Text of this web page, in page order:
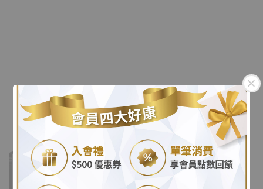
.
日本NIPPI膠原蛋白隨身
包30入-3盒組
price
NT$ 4,080
日本NIPPI膠原蛋白隨身
包30入-6盒組
Regular
price
NT$ 6,780